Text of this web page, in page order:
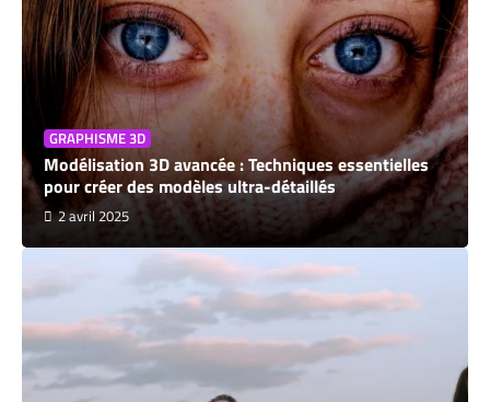
GRAPHISME 3D
Modélisation 3D avancée : Techniques essentielles
pour créer des modèles ultra-détaillés
2 avril 2025